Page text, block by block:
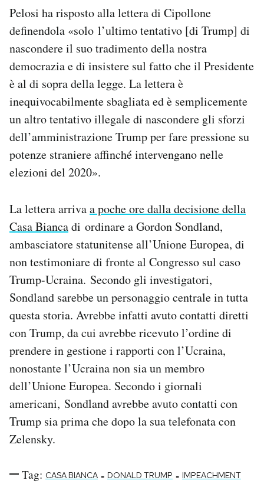
Pelosi ha risposto alla lettera di Cipollone
definendola «solo l’ultimo tentativo [di Trump] di
nascondere il suo tradimento della nostra
democrazia e di insistere sul fatto che il Presidente
è al di sopra della legge. La lettera è
inequivocabilmente sbagliata ed è semplicemente
un altro tentativo illegale di nascondere gli sforzi
dell’amministrazione Trump per fare pressione su
potenze straniere affinché intervengano nelle
elezioni del 2020».
La lettera arrivaa poche ore dalla decisione della
Casa Biancadi ordinare a Gordon Sondland,
ambasciatore statunitense all’Unione Europea, di
non testimoniare di fronte al Congresso sul caso
Trump-Ucraina. Secondo gli investigatori,
Sondland sarebbe un personaggio centrale in tutta
questa storia. Avrebbe infatti avuto contatti diretti
con Trump, da cui avrebbe ricevuto l’ordine di
prendere in gestione i rapporti con l’Ucraina,
nonostante l’Ucraina non sia un membro
dell’Unione Europea. Secondo i giornali
americani, Sondland avrebbe avuto contatti con
Trump sia prima che dopo la sua telefonata con
Zelensky.
Tag: CASA BIANCA - DONALD TRUMP - IMPEACHMENT